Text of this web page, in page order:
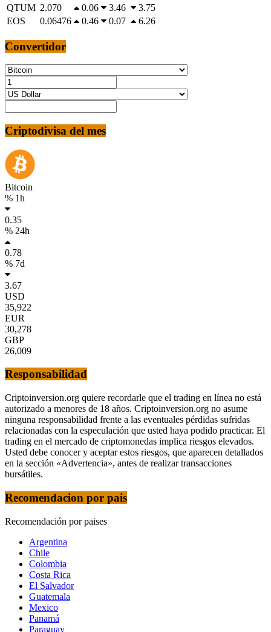
QTUM 2.070 0.06 3.46
3.75
EOS
0.06476 0.46 0.07 6.26
Convertidor
Criptodivisa del mes
Bitcoin
% 1h
0.35
% 24h
0.78
% 7d
3.67
USD
35,922
EUR
30,278
GBP
26,009
Responsabilidad
Criptoinversion.org quiere recordarle que el trading en línea no está
autorizado a menores de 18 años. Criptoinversion.org no asume
ninguna responsabilidad frente a las eventuales pérdidas sufridas
relacionadas con la especulación que usted haya podido practicar. El
trading en el mercado de criptomonedas implica riesgos elevados.
Usted debe conocer y aceptar estos riesgos, que aparecen detallados
en la sección «Advertencia», antes de realizar transacciones
bursátiles.
Recomendacion por pais
Recomendación por paises
Argentina
Chile
Colombia
Costa Rica
El Salvador
Guatemala
Mexico
Panamá
Paraguay